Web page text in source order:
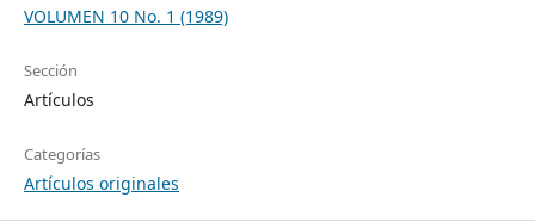
VOLUMEN 10 No. 1 (1989)
Sección
Artículos
Categorías
Artículos originales